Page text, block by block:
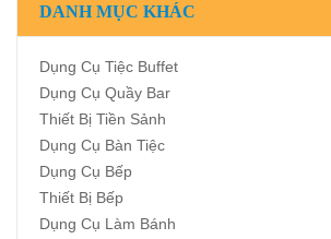
DANH MỤC KHÁC
Dụng Cụ Tiệc Buffet
Dụng Cụ Quầy Bar
Thiết Bị Tiền Sảnh
Dụng Cụ Bàn Tiệc
Dụng Cụ Bếp
Thiết Bị Bếp
Dụng Cụ Làm Bánh